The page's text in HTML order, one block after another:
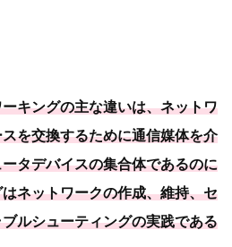
キングの主な違いは、ネットワ
を交換するために通信媒体を介
タデバイスの集合体であるのに
ネットワークの作成、維持、セ
ルシューティングの実践である